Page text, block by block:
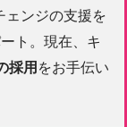
ェンジの支援を
ト。現在、キ
採用 をお手伝い